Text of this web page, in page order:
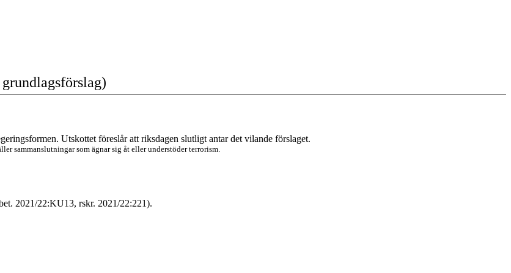
Utskottet föreslår att riksdagen slutligt antardet vilande förslaget.
sammanslutningar som ägnar sig åt eller understöder terrorism.
2021/22:KU13, rskr. 2021/22:221).